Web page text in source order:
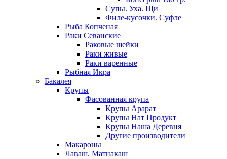
Супы. Уха. Щи
Филе-кусочки. Суфле
Рыба Копченая
Раки Севанские
Раковые шейки
Раки живые
Раки варенные
Рыбная Икра
Бакалея
Крупы
Фасованная крупа
Крупы Арарат
Крупы Нат Продукт
Крупы Наша Деревня
Другие производители
Макароны
Лаваш. Матнакаш